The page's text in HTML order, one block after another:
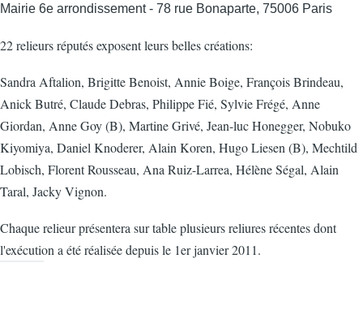
Mairie 6e arrondissement - 78 rue Bonaparte, 75006 Paris
22 relieurs réputés exposent leurs belles créations:
Sandra Aftalion, Brigitte Benoist, Annie Boige, François Brindeau,
Anick Butré, Claude Debras, Philippe Fié, Sylvie Frégé, Anne
Giordan, Anne Goy (B), Martine Grivé, Jean-luc Honegger, Nobuko
Kiyomiya, Daniel Knoderer, Alain Koren, Hugo Liesen (B), Mechtild
Lobisch, Florent Rousseau, Ana Ruiz-Larrea, Hélène Ségal, Alain
Taral, Jacky Vignon.
Chaque relieur présentera sur table plusieurs reliures récentes dont
l'exécution a été réalisée depuis le 1er janvier 2011.